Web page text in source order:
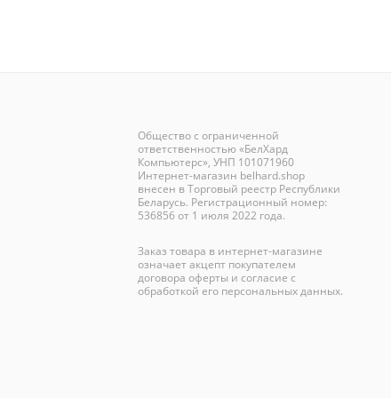
Общество с ограниченной
ответственностью «БелХард
Компьютерс», УНП 101071960
Интернет-магазин belhard.shop
внесен в Торговый реестр Республики
Беларусь. Регистрационный номер:
536856 от 1 июля 2022 года.
Заказ товара в интернет-магазине
означает акцепт покупателем
договора оферты и согласие с
обработкой его персональных данных.